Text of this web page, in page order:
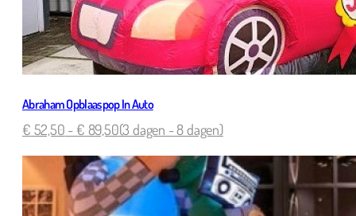
Abraham Opblaaspop In Auto
€ 52,50 - € 89,50(3 dagen - 8 dagen)